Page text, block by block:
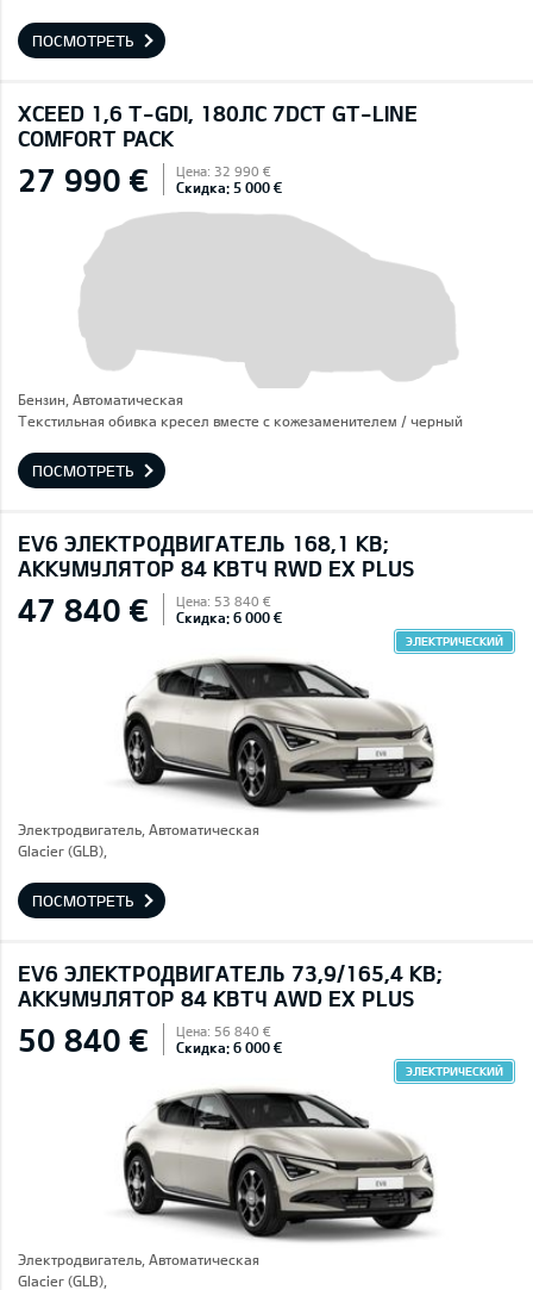
ПОСМОТРЕТЬ
XCEED 1,6 T-GDI, 180ЛС 7DCT GT-LINE
COMFORT PACK
27 990 € Цена: 32 990 €
Скидка: 5 000 €
Бензин, Автоматическая
Текстильная обивка кресел вместе с кожезаменителем / черный
ПОСМОТРЕТЬ
EV6 ЭЛЕКТРОДВИГАТЕЛЬ 168,1 КВ;
AККУМУЛЯТОР 84 КВТЧ RWD EX PLUS
47 840 € Цена: 53 840 €
Скидка: 6 000 €
ЭЛЕКТРИЧЕСКИЙ
Электродвигатель, Автоматическая
Glacier (GLB),
ПОСМОТРЕТЬ
EV6 ЭЛЕКТРОДВИГАТЕЛЬ 73,9/165,4 КВ;
AККУМУЛЯТОР 84 КВТЧ AWD EX PLUS
50 840 € Цена: 56 840 €
Скидка: 6 000 €
ЭЛЕКТРИЧЕСКИЙ
Электродвигатель, Автоматическая
Glacier (GLB),